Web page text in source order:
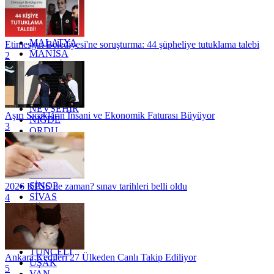
KONYA
KÜTAHYA
KİLİS
MALATYA
MANİSA
MARDİN
MERSİN
MUĞLA
MUŞ
NEVŞEHİR
NİĞDE
ORDU
OSMANİYE
RİZE
SAKARYA
SAMSUN
SİNOP
SİVAS
SİİRT
TEKİRDAĞ
TOKAT
TRABZON
TUNCELİ
UŞAK
Etimesgut Belediyesi'ne soruşturma: 44 şüpheliye tutuklama talebi
2
Aşırı Sıcakların İnsani ve Ekonomik Faturası Büyüyor
3
2026 KPSS ne zaman? sınav tarihleri belli oldu
4
Ankara Kedileri 27 Ülkeden Canlı Takip Ediliyor
5